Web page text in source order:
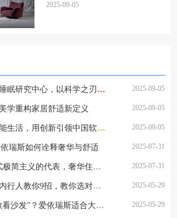
2025-09-05
爱依瑞斯携手安徽睡眠研究中心，以科学之刃破局健康深睡产业 2025-09-05
学重构家居舒适新定义 2025-09-05
范珊珊：以设计赋能生活，用创新引领中国软体家具行业变革 ——爱依瑞斯董事长的商业智慧与品牌哲学 2025-09-05
瑞斯如何诠释奢华与舒适 2025-07-31
爱依瑞斯ARIS|意式极简主义的代表，奢华住宅的标配 2025-07-31
怎样买到好沙发？内行人教你9招，教你选对沙发，附爱依瑞斯沙发型号推荐 2025-05-29
为什么说横厅“成败看沙发”？爱依瑞斯适合大横厅的沙发型号推荐 2025-05-29